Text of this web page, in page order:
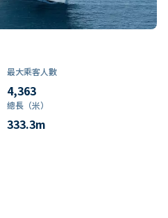
最大乘客人數
4,363
總長（米）
333.3m